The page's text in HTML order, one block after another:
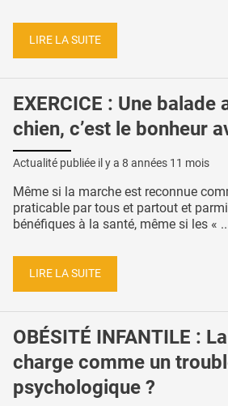
LIRE LA SUITE
EXERCICE : Une balade
chien, c’est le bonheur
Actualité publiée il y a 8 années 11 mois
Même si la marche est reconnue
praticable par tous et partout et
bénéfiques à la santé, même si les «
LIRE LA SUITE
OBÉSITÉ INFANTILE :
charge comme un
psychologique ?